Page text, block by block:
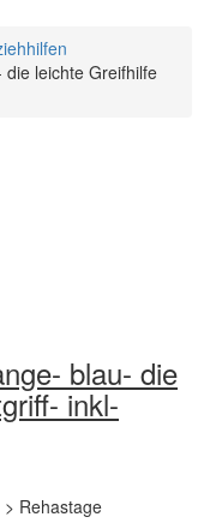
leichte Greifhilfe
blau- die
inkl-
Rehastage